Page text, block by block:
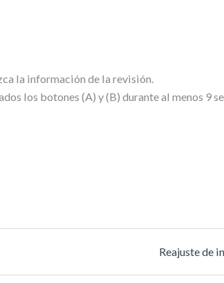
la información de la revisión.
los botones (A) y (B) durante al menos 9
Reajuste de